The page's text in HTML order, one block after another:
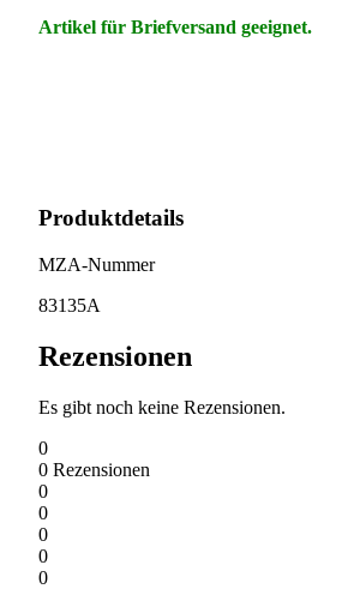
Artikel für Briefversand geeignet.
Produktdetails
MZA-Nummer
83135A
Rezensionen
Es gibt noch keine Rezensionen.
0
0 Rezensionen
0
0
0
0
0